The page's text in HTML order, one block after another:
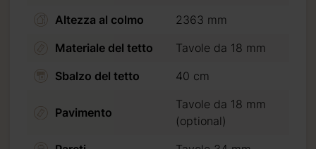
Altezza al colmo
2363 mm
Materiale del tetto
Tavole da 18 mm
Sbalzo del tetto
40 cm
Pavimento
Tavole da 18 mm
(optional)